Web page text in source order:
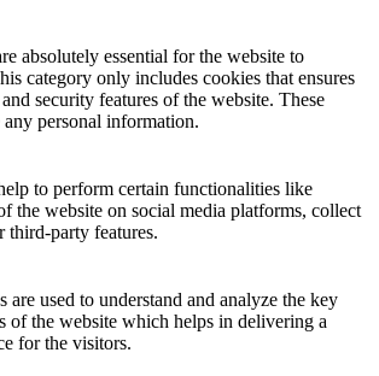
absolutely essential for the website to
category only includes cookies that ensures
security features of the website. These
personal information.
to perform certain functionalities like
the website on social media platforms, collect
third-party features.
are used to understand and analyze the key
of the website which helps in delivering a
for the visitors.